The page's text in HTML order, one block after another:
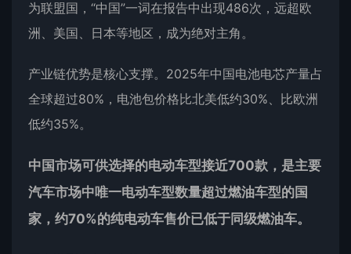
为联盟国，“中国”一词在报告中出现486次，远超欧
洲、美国、日本等地区，成为绝对主角。
产业链优势是核心支撑。2025年中国电池电芯产量占
全球超过80%，电池包价格比北美低约30%、比欧洲
低约35%。
中国市场可供选择的电动车型接近700款，是主要
汽车市场中唯一电动车型数量超过燃油车型的国
家，约70%的纯电动车售价已低于同级燃油车。